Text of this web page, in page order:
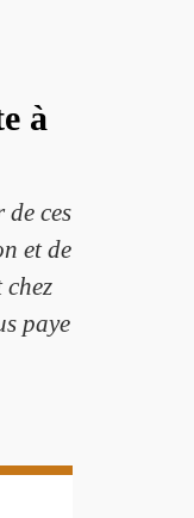
à
ces
et de
paye